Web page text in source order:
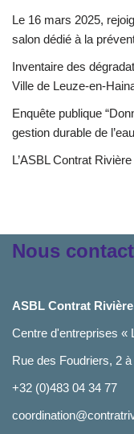
Le 16 mars 2025,
salon dédié à la
Inventaire des
Ville de Leuze-en-
Enquête publique
gestion durable de l’eau
L’ASBL Contrat
Nous
ASBL Contrat
Centre d'entreprises «
Rue des Foudriers, 2
+32 (0)483 04 34 77